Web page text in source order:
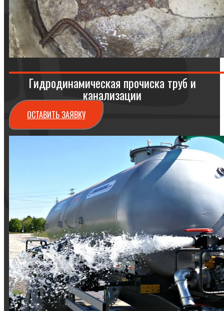
Гидродинамическая прочиска труб и
канализации
ОСТАВИТЬ ЗАЯВКУ